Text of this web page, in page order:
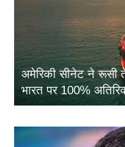
अमेरिकी सीनेट ने रूसी
भारत पर 100%